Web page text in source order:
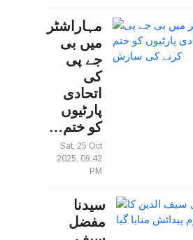
مہاراشٹر
میں بی
جے پی
کی
اتحادی
پارٹیوں
کو ختم…
Sat, 25 Oct
2025, 09:42
PM
سیدنا
مفضل